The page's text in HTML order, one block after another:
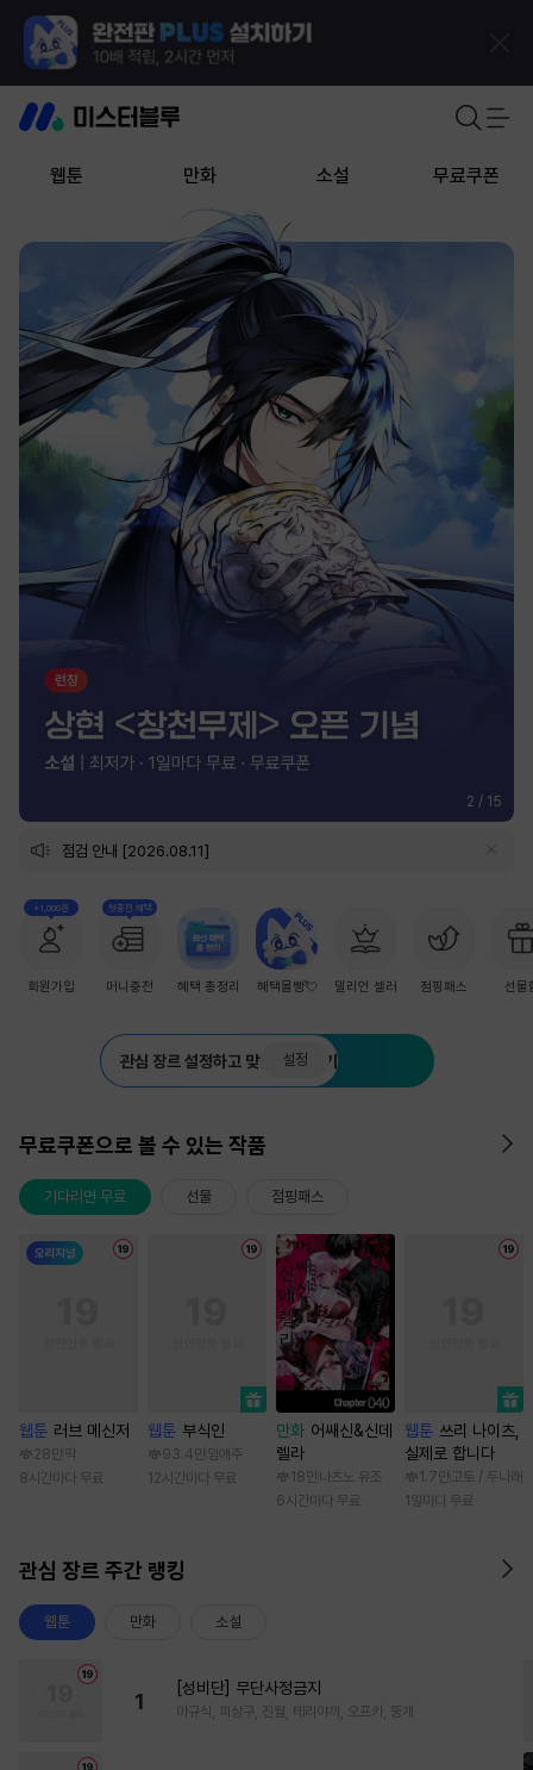
웹툰 만화 소설 무료쿠폰
2 / 15
점검 안내 [2026.08.11]
+1,000원
회원가입
첫충전 혜택
머니충전 혜택 총정리 혜택몰빵💘 밀리언 셀러 점핑패스 선물
관심 장르 설정하고 맞춤 추천 받기
설정
무료쿠폰으로 볼 수 있는 작품
기다리면 무료 선물 점핑패스
웹툰 러브 메신저
28만 딱
8시간마다 무료
웹툰 부식인
93.4만 임애주
12시간마다 무료
만화 어쌔신&신데
렐라
18만 나츠노 유조
6시간마다 무료
웹툰 쓰리 나이츠,
실제로 합니다
1.7만 고토 / 두나래
1일마다 무료
관심 장르 주간 랭킹
웹툰 만화 소설
1
[성비단] 무단사정금지
마규식, 피상구, 진월, 테리야끼, 오프카, 뚱개